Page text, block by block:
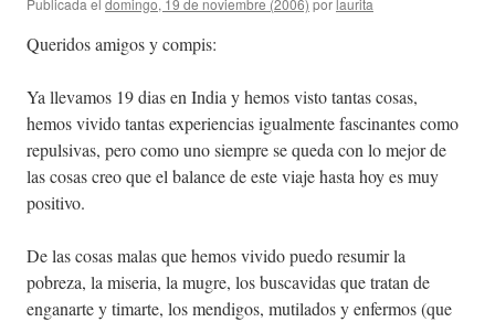
Publicada el domingo, 19 de noviembre (2006) porlaurita
Queridos amigos y compis:
Ya llevamos 19 dias en India y hemos visto tantas cosas,
hemos vivido tantas experiencias igualmente fascinantes como
repulsivas, pero como uno siempre se queda con lo mejor de
las cosas creo que el balance de este viaje hasta hoy es muy
positivo.
De las cosas malas que hemos vivido puedo resumir la
pobreza, la miseria, la mugre, los buscavidas que tratan de
enganarte y timarte, los mendigos, mutilados y enfermos (que